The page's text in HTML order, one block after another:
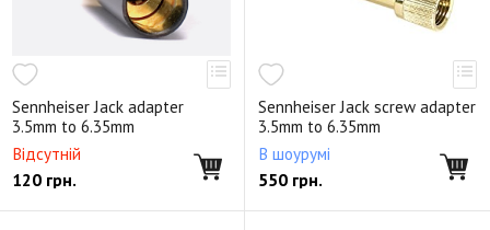
Беспроводные наушники
Мониторные портативные наушники
Наушники для ТВ
Комплектующие
Снято с производства
Sennheiser Jack adapter
3.5mm to 6.35mm
Відсутній
120 грн.
Sennheiser Jack screw adapter
3.5mm to 6.35mm
В шоурумі
550 грн.